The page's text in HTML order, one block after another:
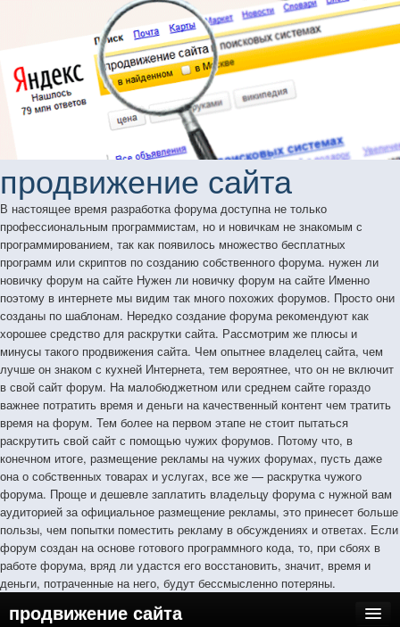
продвижение сайта
В настоящее время разработка форума доступна не только
профессиональным программистам, но и новичкам не знакомым с
программированием, так как появилось множество бесплатных
программ или скриптов по созданию собственного форума. нужен ли
новичку форум на сайте Нужен ли новичку форум на сайте Именно
поэтому в интернете мы видим так много похожих форумов. Просто они
созданы по шаблонам. Нередко создание форума рекомендуют как
хорошее средство для раскрутки сайта. Рассмотрим же плюсы и
минусы такого продвижения сайта. Чем опытнее владелец сайта, чем
лучше он знаком с кухней Интернета, тем вероятнее, что он не включит
в свой сайт форум. На малобюджетном или среднем сайте гораздо
важнее потратить время и деньги на качественный контент чем тратить
время на форум. Тем более на первом этапе не стоит пытаться
раскрутить свой сайт с помощью чужих форумов. Потому что, в
конечном итоге, размещение рекламы на чужих форумах, пусть даже
она о собственных товарах и услугах, все же — раскрутка чужого
форума. Проще и дешевле заплатить владельцу форума с нужной вам
аудиторией за официальное размещение рекламы, это принесет больше
пользы, чем попытки поместить рекламу в обсуждениях и ответах. Если
форум создан на основе готового программного кода, то, при сбоях в
работе форума, вряд ли удастся его восстановить, значит, время и
деньги, потраченные на него, будут бессмысленно потеряны.
продвижение сайта